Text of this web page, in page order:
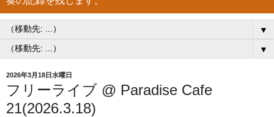
▼
▼
2026年3月18日水曜日
フリーライブ @ Paradise Cafe
21(2026.3.18)